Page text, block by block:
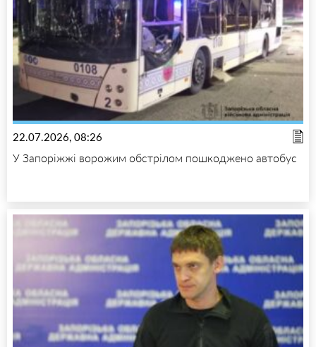
22.07.2026, 08:26
У Запоріжжі ворожим обстрілом пошкоджено автобус